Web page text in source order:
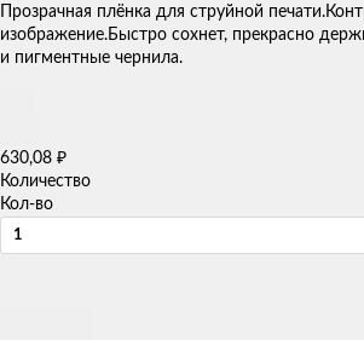
Прозрачная плёнка для струйной
изображение.Быстро сохнет, прекрасно
и пигментные чернила.
630,08 ₽
Количество
Кол-во